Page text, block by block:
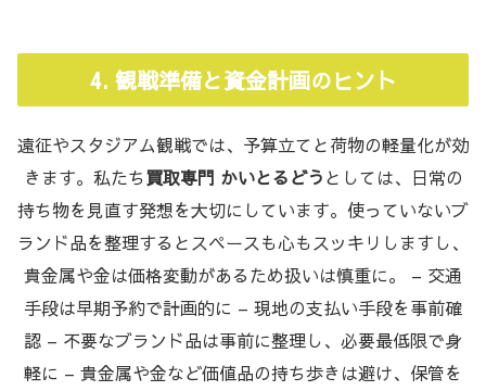
4. 観戦準備と資金計画のヒント
遠征やスタジアム観戦では、予算立てと荷物の軽量化が効
きます。私たち買取専門 かいとるどうとしては、日常の
持ち物を見直す発想を大切にしています。使っていないブ
ランド品を整理するとスペースも心もスッキリしますし、
貴金属や金は価格変動があるため扱いは慎重に。 – 交通
手段は早期予約で計画的に – 現地の支払い手段を事前確
認 – 不要なブランド品は事前に整理し、必要最低限で身
軽に – 貴金属や金など価値品の持ち歩きは避け、保管を